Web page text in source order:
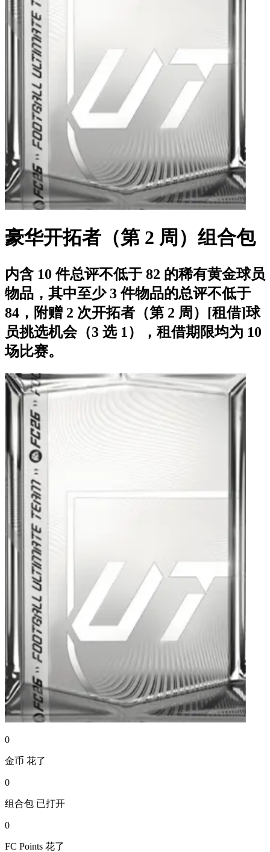
豪华开拓者（第 2 周）组合包
内含 10 件总评不低于 82 的稀有黄金球员
物品，其中至少 3 件物品的总评不低于
84，附赠 2 次开拓者（第 2 周）[租借]球
员挑选机会（3 选 1），租借期限均为 10
场比赛。
0
金币 花了
0
组合包 已打开
0
FC Points 花了